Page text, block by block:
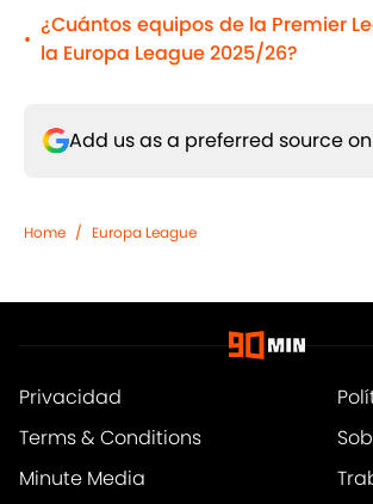
•
¿Cuántos equipos de la Premier
la Europa League 2025/26?
Add us as a preferred source on
Home / Europa League
Privacidad
Terms & Conditions
Minute Media